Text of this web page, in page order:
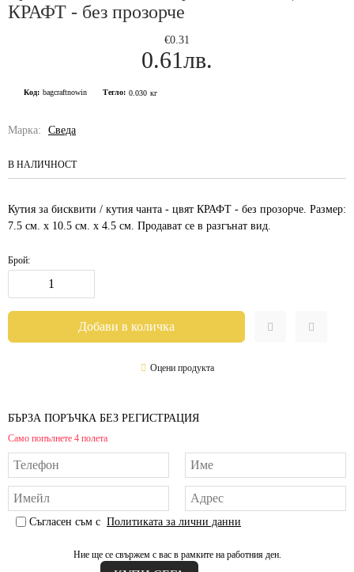
КРАФТ - без прозорче
€0.31
0.61лв.
Код: bagcraftnowin Тегло: 0.030 кг
Марка: Сведа
В НАЛИЧНОСТ
Кутия за бисквити / кутия чанта - цвят КРАФТ - без прозорче. Размер:
7.5 см. х 10.5 см. х 4.5 см. Продават се в разгънат вид.
Брой:
Оцени продукта
БЪРЗА ПОРЪЧКА БЕЗ РЕГИСТРАЦИЯ
Само попълнете 4 полета
Съгласен съм с Политиката за лични данни
Ние ще се свържем с вас в рамките на работния ден.